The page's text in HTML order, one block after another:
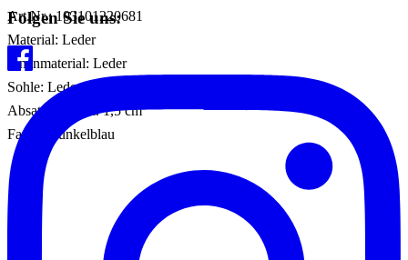
Art.Nr.: 103101220681
Material: Leder
Innenmaterial: Leder
Sohle: Ledersohle
Absatzhöhe: ca. 1,5 cm
Farbe: Dunkelblau
Folgen Sie uns: